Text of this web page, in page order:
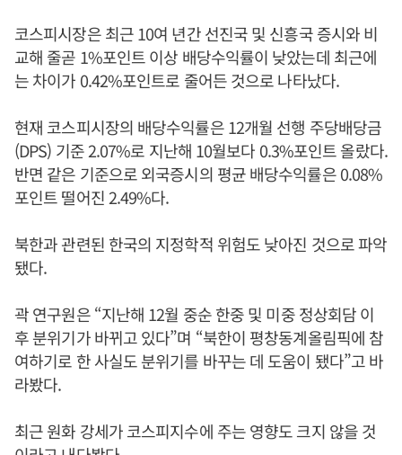
코스피시장은 최근 10여 년간 선진국 및 신흥국 증시와 비
교해 줄곧 1%포인트 이상 배당수익률이 낮았는데 최근에
는 차이가 0.42%포인트로 줄어든 것으로 나타났다.
현재 코스피시장의 배당수익률은 12개월 선행 주당배당금
(DPS) 기준 2.07%로 지난해 10월보다 0.3%포인트 올랐다.
반면 같은 기준으로 외국증시의 평균 배당수익률은 0.08%
포인트 떨어진 2.49%다.
북한과 관련된 한국의 지정학적 위험도 낮아진 것으로 파악
됐다.
곽 연구원은 “지난해 12월 중순 한중 및 미중 정상회담 이
후 분위기가 바뀌고 있다”며 “북한이 평창동계올림픽에 참
여하기로 한 사실도 분위기를 바꾸는 데 도움이 됐다”고 바
라봤다.
최근 원화 강세가 코스피지수에 주는 영향도 크지 않을 것